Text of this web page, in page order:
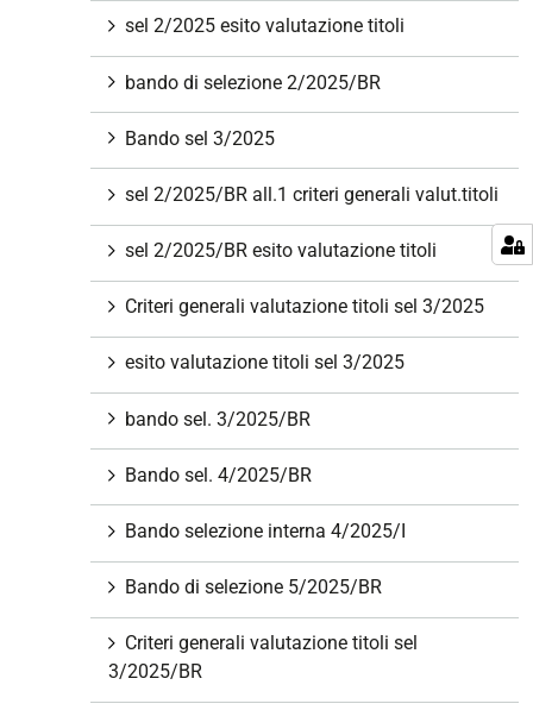
sel 2/2025 esito valutazione titoli
bando di selezione 2/2025/BR
Bando sel 3/2025
sel 2/2025/BR all.1 criteri generali valut.titoli
sel 2/2025/BR esito valutazione titoli
Criteri generali valutazione titoli sel 3/2025
esito valutazione titoli sel 3/2025
bando sel. 3/2025/BR
Bando sel. 4/2025/BR
Bando selezione interna 4/2025/I
Bando di selezione 5/2025/BR
Criteri generali valutazione titoli sel
3/2025/BR